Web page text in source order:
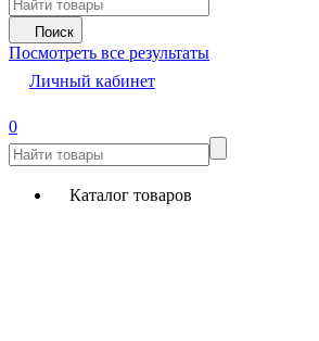
Поиск
Посмотреть все результаты
Личный кабинет
0
Каталог товаров